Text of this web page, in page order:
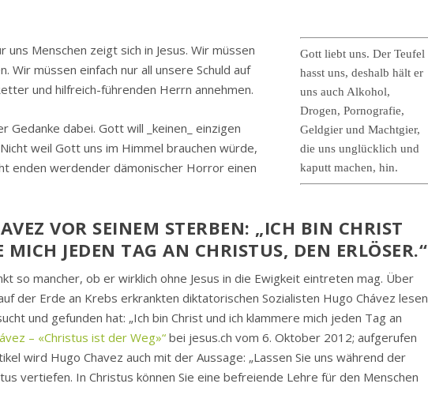
Gott liebt uns. Der Teufel
hasst uns, deshalb hält er
uns auch Alkohol,
Drogen, Pornografie,
Geldgier und Machtgier,
die uns unglücklich und
kaputt machen, hin.
Menschen zeigt sich in Jesus. Wir müssen
müssen einfach nur all unsere Schuld auf
und hilfreich-führenden Herrn annehmen.
Gedanke dabei. Gott will _keinen_ einzigen
weil Gott uns im Himmel brauchen würde,
enden werdender dämonischer Horror einen
VOR SEINEM STERBEN: „ICH BIN CHRIST
JEDEN TAG AN CHRISTUS, DEN ERLÖSER.“
so mancher, ob er wirklich ohne Jesus in die Ewigkeit eintreten mag. Über
der Erde an Krebs erkrankten diktatorischen Sozialisten Hugo Chávez lesen
und gefunden hat: „Ich bin Christ und ich klammere mich jeden Tag an
– «Christus ist der Weg»“ bei jesus.ch vom 6. Oktober 2012; aufgerufen
wird Hugo Chavez auch mit der Aussage: „Lassen Sie uns während der
vertiefen. In Christus können Sie eine befreiende Lehre für den Menschen